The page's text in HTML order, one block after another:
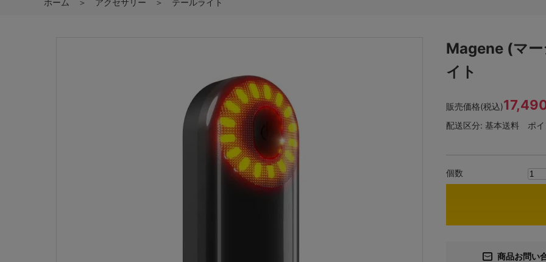
ホーム アクセサリー テールライト
Magene (マ
イト
販売価格(税込)
配送区分: 基本送料 ポ
個数
商品お問い